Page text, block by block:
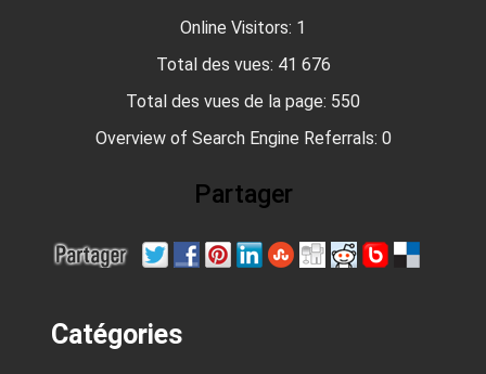
Online Visitors: 1
Total des vues: 41 676
Total des vues de la page: 550
Overview of Search Engine Referrals: 0
Partager
Catégories